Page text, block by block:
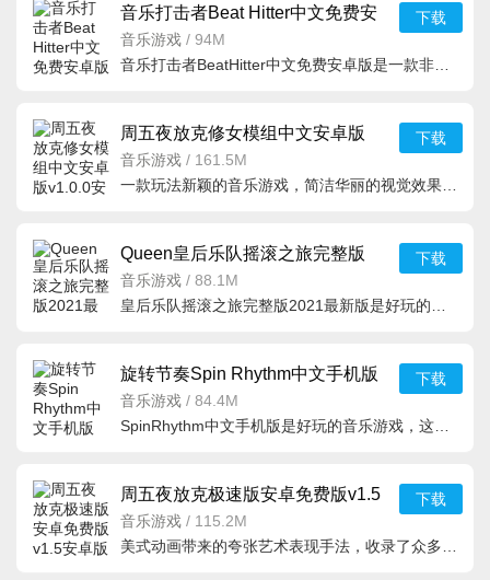
音乐打击者Beat Hitter中文免费安
卓版v1.0.4安卓版
音乐游戏 / 94M
下载
周五夜放克修女模组中文安卓版
v1.0.0安卓版
音乐游戏 / 161.5M
下载
Queen皇后乐队摇滚之旅完整版
2021最新版v1.0.9安卓版
音乐游戏 / 88.1M
下载
旋转节奏Spin Rhythm中文手机版
v1.0.9 安卓版
音乐游戏 / 84.4M
下载
周五夜放克极速版安卓免费版v1.5
安卓版
音乐游戏 / 115.2M
下载